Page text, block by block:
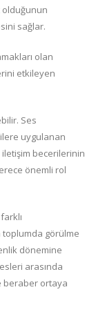
olduğunun
sağlar.
olan
etkileyen
Ses
uygulanan
becerilerinin
önemli rol
görülme
dönemine
arasında
beraber ortaya